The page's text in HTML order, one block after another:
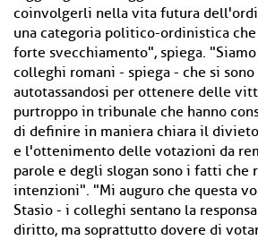
coinvolgerli nella vita futura
una categoria politico-ordinistica
forte svecchiamento", spiega.
colleghi romani - spiega - che si
autotassandosi per ottenere delle
purtroppo in tribunale che hanno
di definire in maniera chiara il
e l'ottenimento delle votazioni da
parole e degli slogan sono i fatti che
intenzioni". "Mi auguro che questa
Stasio - i colleghi sentano la
diritto, ma soprattutto dovere di